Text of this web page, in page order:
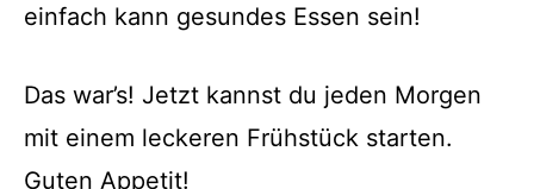
einfach kann gesundes Essen sein!
Das war’s! Jetzt kannst du jeden Morgen
mit einem leckeren Frühstück starten.
Guten Appetit!